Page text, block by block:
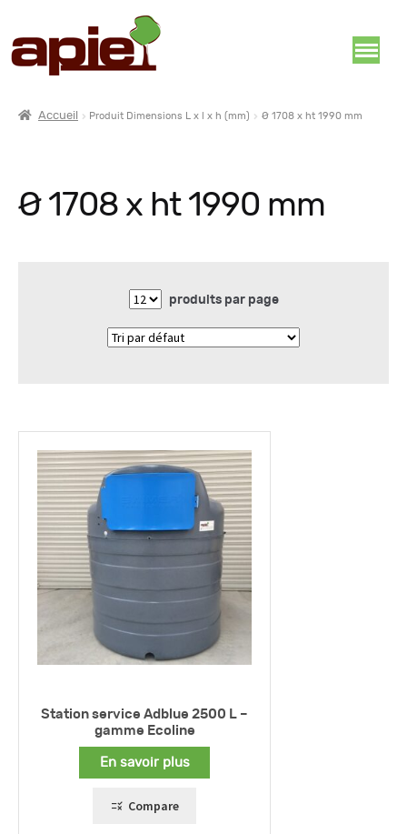
Accueil Produit Dimensions L x l x h (mm) Ø 1708 x ht 1990 mm
Ø 1708 x ht 1990 mm
produits par page
Station service Adblue 2500 L –
gamme Ecoline
En savoir plus
Compare